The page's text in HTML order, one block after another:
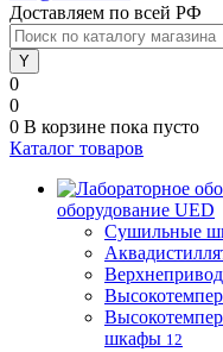
Доставляем по всей РФ
0
0
0 В корзине пока пусто
Каталог товаров
оборудование UED
Сушильные
шкафы 12